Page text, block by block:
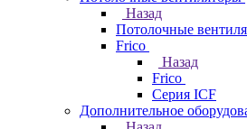
Назад
Потолочные
Frico
Назад
Frico
Серия ICF
Дополнительное